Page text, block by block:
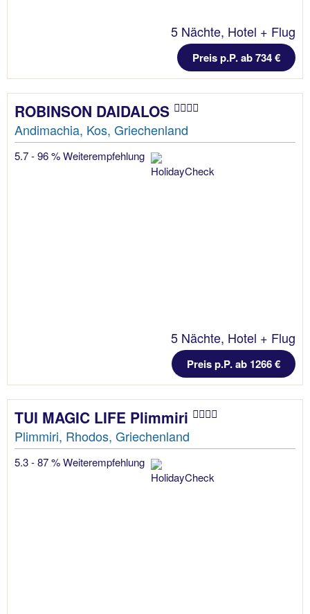
5 Nächte, Hotel + Flug
Preis p.P. ab 734 €
ROBINSON DAIDALOS
Andimachia, Kos, Griechenland
5.7 - 96 % Weiterempfehlung
5 Nächte, Hotel + Flug
Preis p.P. ab 1266 €
TUI MAGIC LIFE Plimmiri
Plimmiri, Rhodos, Griechenland
5.3 - 87 % Weiterempfehlung